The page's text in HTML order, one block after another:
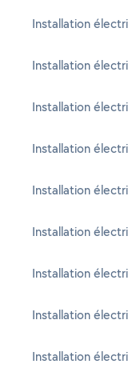
Installation
Installation
Installation
Installation
Installation
Installation
Installation
Installation
Installation